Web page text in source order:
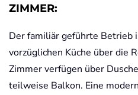
ZIMMER:
Der familiär geführte Betrieb
vorzüglichen Küche über die
Zimmer verfügen über
teilweise Balkon. Eine